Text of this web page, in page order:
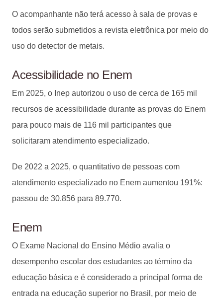
O acompanhante não terá acesso à sala de provas e
todos serão submetidos a revista eletrônica por meio do
uso do detector de metais.
Acessibilidade no Enem
Em 2025, o Inep autorizou o uso de cerca de 165 mil
recursos de acessibilidade durante as provas do Enem
para pouco mais de 116 mil participantes que
solicitaram atendimento especializado.
De 2022 a 2025, o quantitativo de pessoas com
atendimento especializado no Enem aumentou 191%:
passou de 30.856 para 89.770.
Enem
O Exame Nacional do Ensino Médio avalia o
desempenho escolar dos estudantes ao término da
educação básica e é considerado a principal forma de
entrada na educação superior no Brasil, por meio de